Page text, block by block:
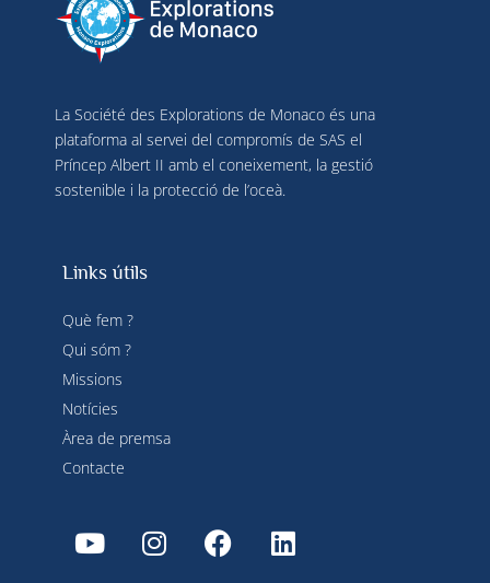
La Société des Explorations de Monaco és una
plataforma al servei del compromís de SAS el
Príncep Albert II amb el coneixement, la gestió
sostenible i la protecció de l’oceà.
Links útils
Què fem ?
Qui sóm ?
Missions
Notícies
Àrea de premsa
Contacte